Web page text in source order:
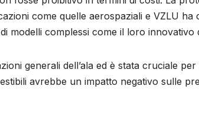
come quelle aerospaziali e VZLU ha
modelli complessi come il loro innovativo
generali dell’ala ed è stata cruciale
avrebbe un impatto negativo sulle